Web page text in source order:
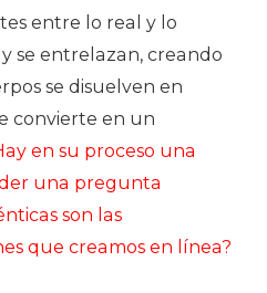
entre lo real y lo
se entrelazan, creando
se disuelven en
convierte en un
en su proceso una
una pregunta
son las
que creamos en línea?